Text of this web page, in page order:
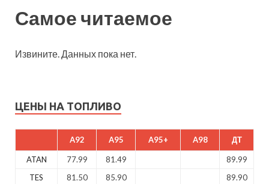
Самое читаемое
Извините. Данных пока нет.
ЦЕНЫ НА ТОПЛИВО
A92 A95 A95+ A98 ДТ
ATAN 77.99 81.49
89.99
TES
81.50 85.90
89.90